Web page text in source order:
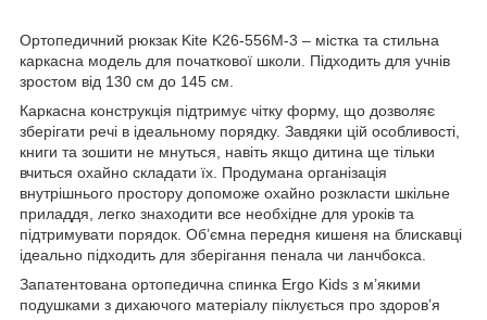
Ортопедичний рюкзак Kite K26-556M-3 – містка та стильна
каркасна модель для початкової школи. Підходить для учнів
зростом від 130 см до 145 см.
Каркасна конструкція підтримує чітку форму, що дозволяє
зберігати речі в ідеальному порядку. Завдяки цій особливості,
книги та зошити не мнуться, навіть якщо дитина ще тільки
вчиться охайно складати їх. Продумана організація
внутрішнього простору допоможе охайно розкласти шкільне
приладдя, легко знаходити все необхідне для уроків та
підтримувати порядок. Об’ємна передня кишеня на блискавці
ідеально підходить для зберігання пенала чи ланчбокса.
Запатентована ортопедична спинка Ergo Kids з м’якими
подушками з дихаючого матеріалу піклується про здоров’я